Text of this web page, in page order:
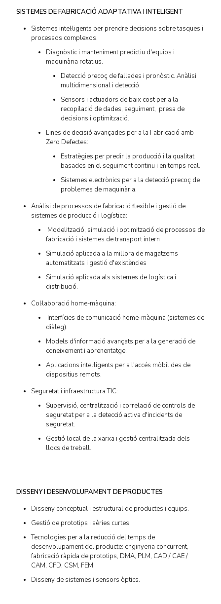
SISTEMES DE FABRICACIÓ ADAPTATIVA I INTELIGENT
Sistemes intel·ligents per prendre decisions sobre tasques i
processos complexos.
Diagnòstic i manteniment predictiu d'equips i
maquinària rotatius.
Detecció precoç de fallades i pronòstic. Anàlisi
multidimensional i detecció.
Sensors i actuadors de baix cost per a la
recopilació de dades, seguiment, presa de
decisions i optimització.
Eines de decisió avançades per a la Fabricació amb
Zero Defectes:
Estratègies per predir la producció i la qualitat
basades en el seguiment continu i en temps real.
Sistemes electrònics per a la detecció precoç de
problemes de maquinària.
Anàlisi de processos de fabricació flexible i gestió de
sistemes de producció i logística:
Modelització, simulació i optimització de processos de
fabricació i sistemes de transport intern
Simulació aplicada a la millora de magatzems
automatitzats i gestió d'existències
Simulació aplicada als sistemes de logística i
distribució.
Col·laboració home-màquina:
Interfícies de comunicació home-màquina (sistemes de
diàleg).
Models d'informació avançats per a la generació de
coneixement i aprenentatge.
Aplicacions intel·ligents per a l'accés mòbil des de
dispositius remots.
Seguretat i infraestructura TIC:
Supervisió, centralització i correlació de controls de
seguretat per a la detecció activa d'incidents de
seguretat.
Gestió local de la xarxa i gestió centralitzada dels
llocs de treball.
DISSENY I DESENVOLUPAMENT DE PRODUCTES
Disseny conceptual i estructural de productes i equips.
Gestió de prototips i sèries curtes.
Tecnologies per a la reducció del temps de
desenvolupament del producte: enginyeria concurrent,
fabricació ràpida de prototips, DMA, PLM, CAD / CAE /
CAM, CFD, CSM, FEM.
Disseny de sistemes i sensors òptics.